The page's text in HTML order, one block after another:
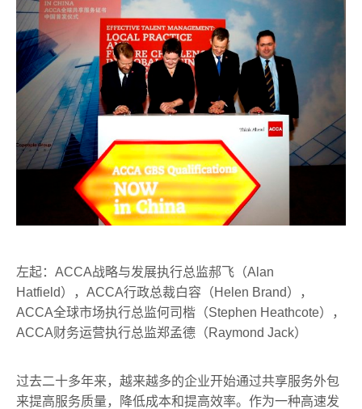
左起：ACCA战略与发展执行总监郝飞（Alan
Hatfield），ACCA行政总裁白容（Helen Brand），
ACCA全球市场执行总监何司楷（Stephen Heathcote），
ACCA财务运营执行总监郑孟德（Raymond Jack）
过去二十多年来，越来越多的企业开始通过共享服务外包
来提高服务质量，降低成本和提高效率。作为一种高速发